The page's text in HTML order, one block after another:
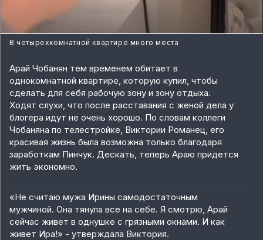
В четырехкомнатной квартире много места
Арай Чобанян тем временем обитает в
однокомнатной квартире, которую купил, чтобы
сделать для себя рабочую зону и зону отдыха.
Ходят слухи, что после расставания с женой дела у
блогера идут не очень хорошо. По словам коллеги
Чобаняна по телестройке, Виктории Романец, его
красивая жизнь была возможна только благодаря
заработкам Пинчук. Дескать, теперь Араю придется
жить экономно.
«Не считаю мужа Ирины самодостаточным
мужчиной. Она тянула все на себе. Я смотрю, Арай
сейчас живет в однушке с грязными окнами. И как
живет Ира!» - утверждала Виктория.